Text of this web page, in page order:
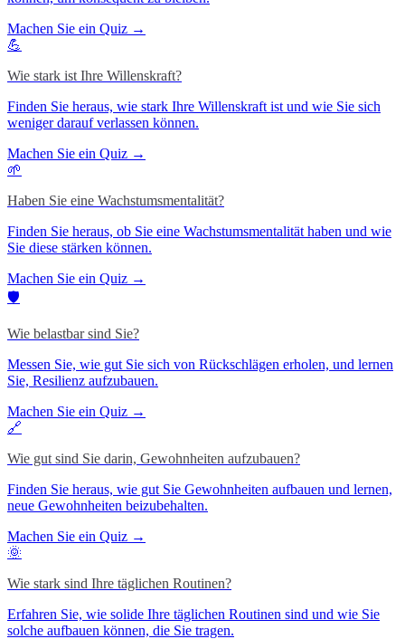
Machen Sie ein Quiz →
💪
Wie stark ist Ihre Willenskraft?
Finden Sie heraus, wie stark Ihre Willenskraft ist und wie Sie sich
weniger darauf verlassen können.
Machen Sie ein Quiz →
🌱
Haben Sie eine Wachstumsmentalität?
Finden Sie heraus, ob Sie eine Wachstumsmentalität haben und wie
Sie diese stärken können.
Machen Sie ein Quiz →
🛡️
Wie belastbar sind Sie?
Messen Sie, wie gut Sie sich von Rückschlägen erholen, und lernen
Sie, Resilienz aufzubauen.
Machen Sie ein Quiz →
🔗
Wie gut sind Sie darin, Gewohnheiten aufzubauen?
Finden Sie heraus, wie gut Sie Gewohnheiten aufbauen und lernen,
neue Gewohnheiten beizubehalten.
Machen Sie ein Quiz →
🌞
Wie stark sind Ihre täglichen Routinen?
Erfahren Sie, wie solide Ihre täglichen Routinen sind und wie Sie
solche aufbauen können, die Sie tragen.